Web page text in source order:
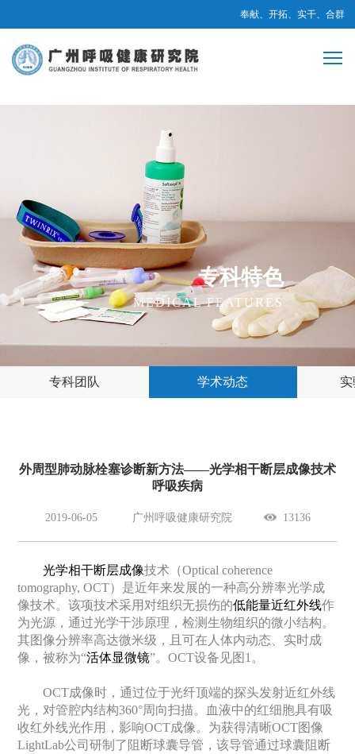
奉献、开拓、实干、合群
专科特色
MEDICAL FEATURES
专科团队 学术动态
外周型肺动脉栓塞诊断新方法——光学相干断层成像技术
呼吸疾病
2019-06-05 广州呼吸健康研究院 13136
光学相干断层成像技术（Optical coherence
tomography, OCT）是近年来发展的一种高分辨率光学成
像技术。该项技术采用对组织无损伤的低能量近红外线作
为光源，通过光学干涉原理，检测生物组织的微小结构。
其图像分辨率高达微米级，且可在人体内动态、实时成
像，被称为“活体显微镜”。OCT设备见图 1 。
OCT成像时，通过位于光纤顶端的探头发射近红外线
光，对管腔内结构360°周向扫描。血液中的红细胞具有吸
收红外线光作用，影响OCT成像。为获得清晰OCT图像
LightLab公司研制了阻断球囊导管，该导管通过球囊阻断